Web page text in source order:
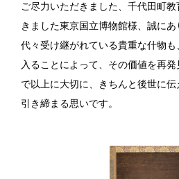
ご尽力いただきました、千代田町
きました東京国立博物館様、誠にあ
代々受け継がれている貴重な什物
入ることによって、その価値を再
で以上に大切に、きちんと後世に
引き締まる思いです。